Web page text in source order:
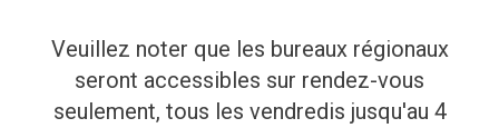
Veuillez noter que les bureaux régionaux
seront accessibles sur rendez-vous
seulement, tous les vendredis jusqu'au 4